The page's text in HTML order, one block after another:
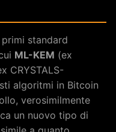
standard
ML-KEM (ex
CRYSTALS-
algoritmi in Bitcoin
verosimilmente
un nuovo tipo di